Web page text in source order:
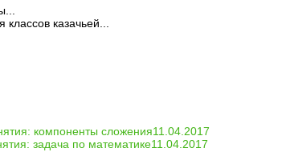
казачьей...
компоненты сложения11.04.2017
задача по математике11.04.2017